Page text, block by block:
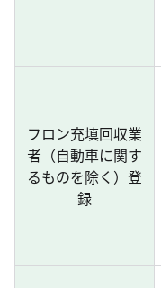
フロン充填回収業
者（自動車に関す
るものを除く）登
録